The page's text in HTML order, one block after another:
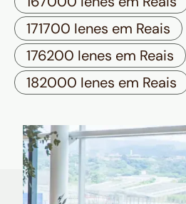
171700 Ienes em Reais
176200 Ienes em Reais
182000 Ienes em Reais